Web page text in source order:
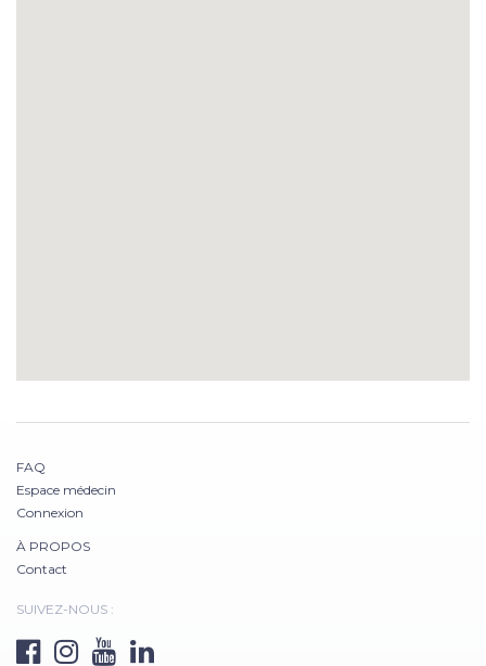
FAQ
Espace médecin
Connexion
À PROPOS
Contact
SUIVEZ-NOUS :